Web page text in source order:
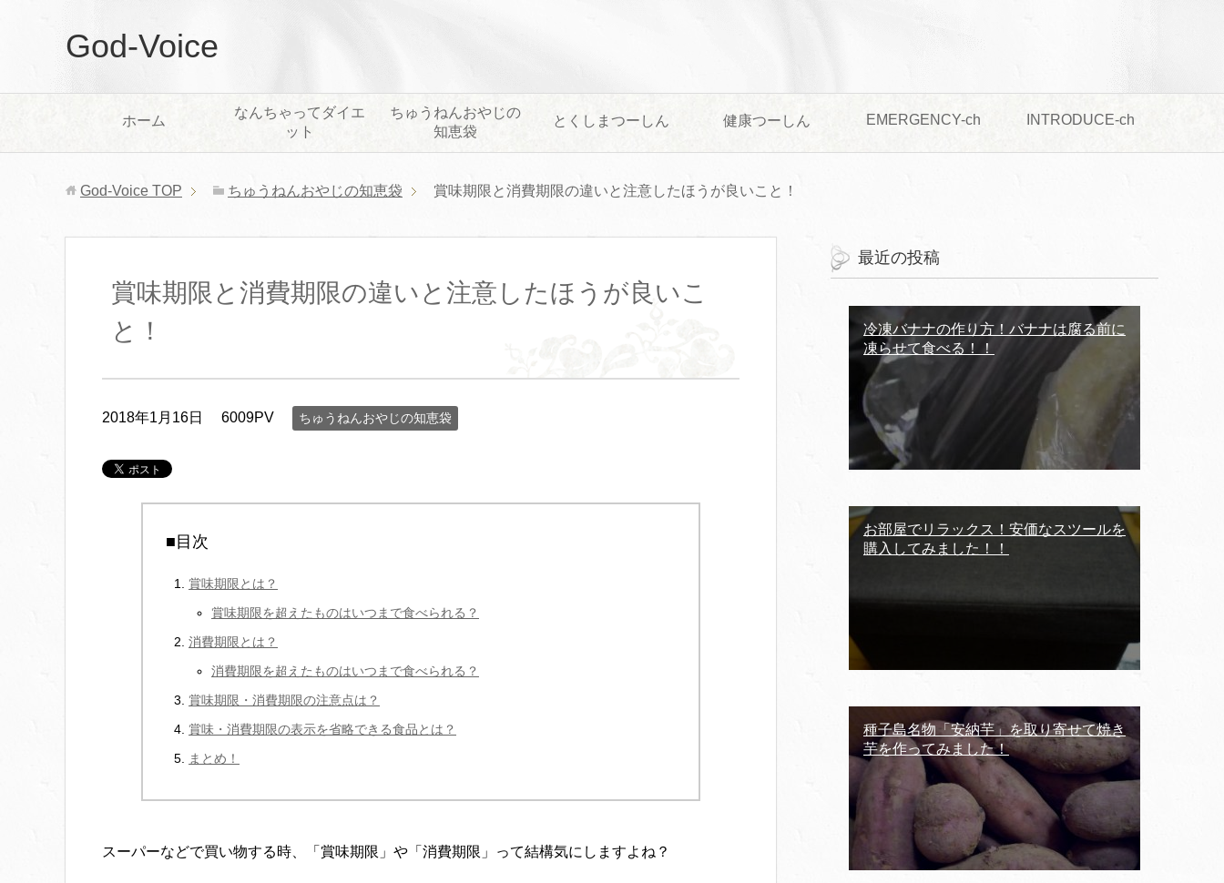
God-Voice
ホーム
なんちゃってダイエ
ット
ちゅうねんおやじの
知恵袋
とくしまつーしん 健康つーしん EMERGENCY-ch INTRODUCE-ch
God-Voice TOP ちゅうねんおやじの知恵袋 賞味期限と消費期限の違いと注意したほうが良いこと！
賞味期限と消費期限の違いと注意したほうが良いこ
と！
2018年1月16日 6009PV ちゅうねんおやじの知恵袋
■目次
賞味期限とは？
賞味期限を超えたものはいつまで食べられる？
消費期限とは？
消費期限を超えたものはいつまで食べられる？
賞味期限・消費期限の注意点は？
賞味・消費期限の表示を省略できる食品とは？
まとめ！
スーパーなどで買い物する時、「賞味期限」や「消費期限」って結構気にしますよね？
最近の投稿
冷凍バナナの作り方！バナナは腐る前に
凍らせて食べる！！
お部屋でリラックス！安価なスツールを
購入してみました！！
種子島名物「安納芋」を取り寄せて焼き
芋を作ってみました！